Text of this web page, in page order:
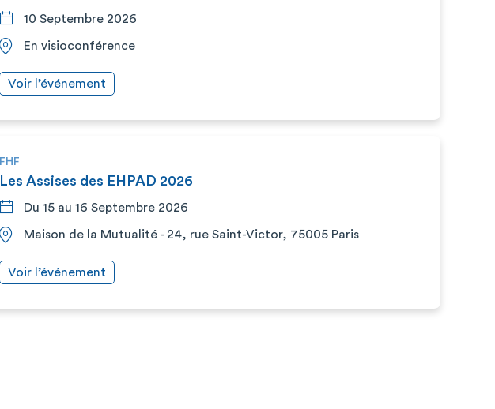
10 Septembre 2026
En visioconférence
Voir l’événement
FHF
Les Assises des EHPAD 2026
Du 15 au 16 Septembre 2026
Maison de la Mutualité​ - 24, rue Saint-Victor, 75005 Paris
Voir l’événement